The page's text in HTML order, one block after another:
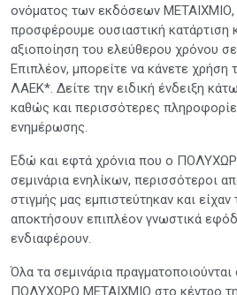
ονόματος των εκδόσεων ΜΕΤΑΙΧΜΙΟ,
προσφέρουμε ουσιαστική κατάρτιση
αξιοποίηση του ελεύθερου χρόνου
Επιπλέον, μπορείτε να κάνετε χρήση
ΛΑΕΚ*. Δείτε την ειδική ένδειξη
καθώς και περισσότερες
ενημέρωσης.
Εδώ και εφτά χρόνια που ο
σεμινάρια ενηλίκων, περισσότεροι
στιγμής μας εμπιστεύτηκαν και
αποκτήσουν επιπλέον γνωστικά
ενδιαφέρουν.
Όλα τα σεμινάρια
ΠΟΛΥΧΩΡΟ ΜΕΤΑΙΧΜΙΟ στο κέντρο